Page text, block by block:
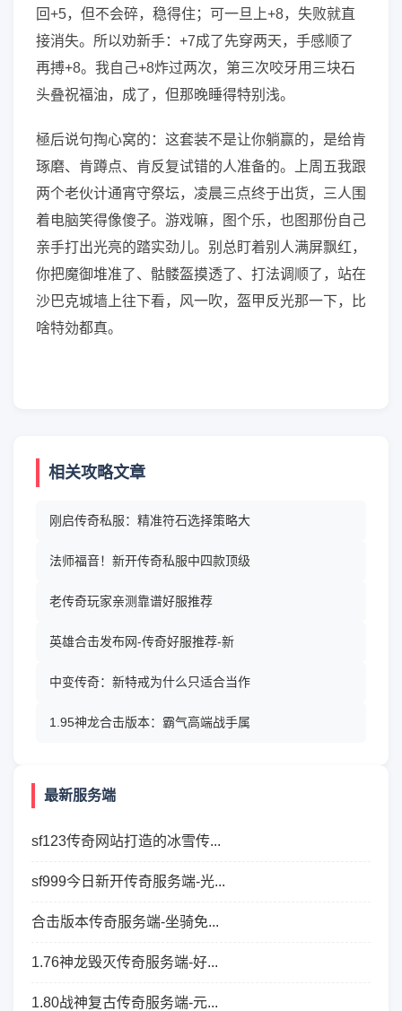
回+5，但不会碎，稳得住；可一旦上+8，失败就直
接消失。所以劝新手：+7成了先穿两天，手感顺了
再搏+8。我自己+8炸过两次，第三次咬牙用三块石
头叠祝福油，成了，但那晚睡得特别浅。
極后说句掏心窝的：这套装不是让你躺赢的，是给肯
琢磨、肯蹲点、肯反复试错的人准备的。上周五我跟
两个老伙计通宵守祭坛，凌晨三点终于出货，三人围
着电脑笑得像傻子。游戏嘛，图个乐，也图那份自己
亲手打出光亮的踏实劲儿。别总盯着别人满屏飘红，
你把魔御堆准了、骷髅盔摸透了、打法调顺了，站在
沙巴克城墙上往下看，风一吹，盔甲反光那一下，比
啥特効都真。
相关攻略文章
刚启传奇私服：精准符石选择策略大
法师福音！新开传奇私服中四款顶级
老传奇玩家亲测靠谱好服推荐
英雄合击发布网-传奇好服推荐-新
中变传奇：新特戒为什么只适合当作
1.95神龙合击版本：霸气高端战手属
最新服务端
sf123传奇网站打造的冰雪传...
sf999今日新开传奇服务端-光...
合击版本传奇服务端-坐骑免...
1.76神龙毁灭传奇服务端-好...
1.80战神复古传奇服务端-元...